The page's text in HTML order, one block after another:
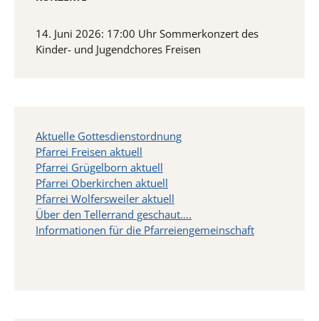
14. Juni 2026: 17:00 Uhr Sommerkonzert des
Kinder- und Jugendchores Freisen
Aktuelle Gottesdienstordnung
Pfarrei Freisen aktuell
Pfarrei Grügelborn aktuell
Pfarrei Oberkirchen aktuell
Pfarrei Wolfersweiler aktuell
Über den Tellerrand geschaut….
Informationen für die Pfarreiengemeinschaft